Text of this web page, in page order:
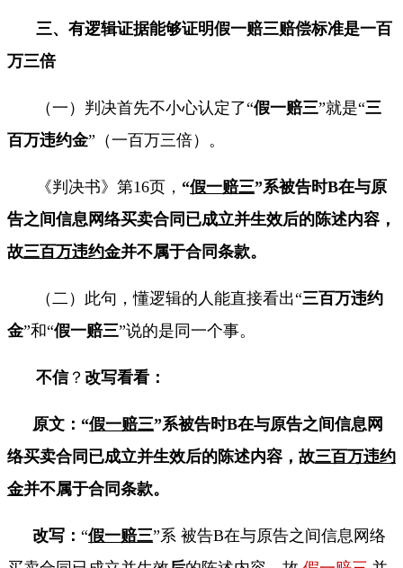
三、有逻辑证据能够证明假一赔三赔偿标准是一百
万三倍
（一）判决首先不小心认定了“假一赔三”就是“三
百万违约金”（一百万三倍）。
《判决书》第16页， “假一赔三”系被告时B在与原
告之间信息网络买卖合同已成立并生效后的陈述内容，
故三百万违约金并不属于合同条款。
（二）此句，懂逻辑的人能直接看出“三百万违约
金”和“假一赔三”说的是同一个事。
不信？ 改写看看：
原文：“假一赔三”系被告时B在与原告之间信息网
络买卖合同已成立并生效后的陈述内容，故三百万违约
金并不属于合同条款。
改写： “假一赔三”系 被告B在与原告之间信息网络